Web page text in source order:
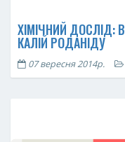
ХІМІЧНИЙ ДОСЛІД:
КАЛІЙ РОДАНІДУ
07 вересня 2014р.